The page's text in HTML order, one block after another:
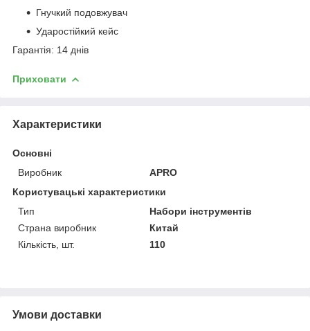
Гнучкий подовжувач
Ударостійкий кейс
Гарантія: 14 днів
Приховати
Характеристики
Основні
Виробник
APRO
Користувацькі характеристики
Тип
Набори інструментів
Страна виробник
Китай
Кількість, шт.
110
Умови доставки